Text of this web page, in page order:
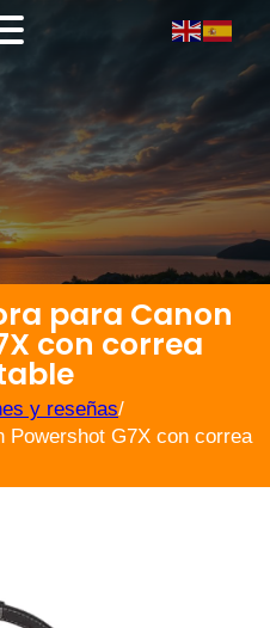
para Canon
con correa
y reseñas/
Powershot G7X con correa